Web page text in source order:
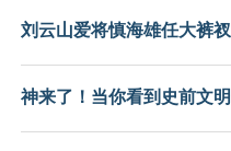
刘云山爱将慎海雄任大裤
神来了！当你看到史前文